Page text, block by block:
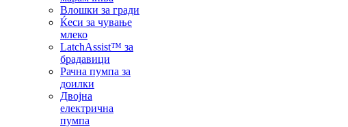
Влошки за гради
Ќеси за чување
млеко
LatchAssist™ за
брадавици
Рачна пумпа за
доилки
Двојна
електрична
пумпа